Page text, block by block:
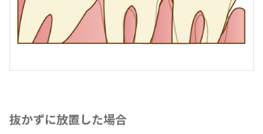
抜かずに放置した場合